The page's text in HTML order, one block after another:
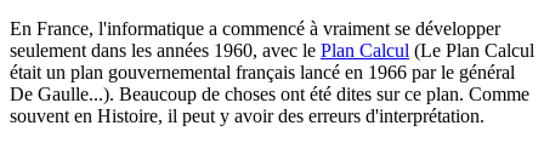
En France, l'informatique a commencé à vraiment se développer
seulement dans les années 1960, avec le Plan Calcul (Le Plan Calcul
était un plan gouvernemental français lancé en 1966 par le général
De Gaulle...). Beaucoup de choses ont été dites sur ce plan. Comme
souvent en Histoire, il peut y avoir des erreurs d'interprétation.